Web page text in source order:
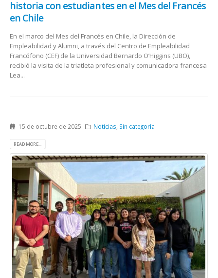
historia con estudiantes en el Mes del Francés
en Chile
En el marco del Mes del Francés en Chile, la Dirección de
Empleabilidad y Alumni, a través del Centro de Empleabilidad
Francófono (CEF) de la Universidad Bernardo O’Higgins (UBO),
recibió la visita de la triatleta profesional y comunicadora francesa
Lea...
15 de octubre de 2025 Noticias Sin categoría
READ MORE...